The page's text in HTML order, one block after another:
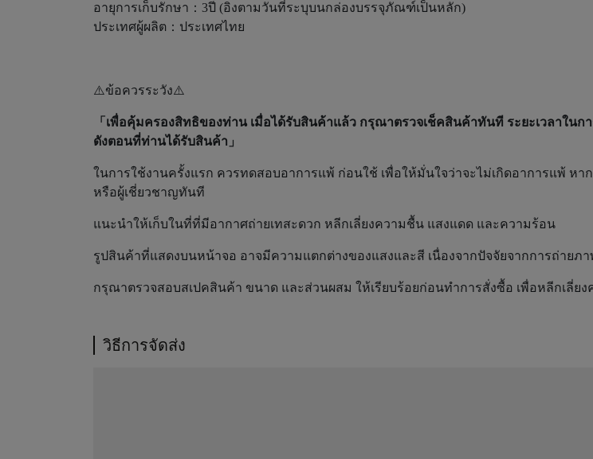
อายุการเก็บรักษา：3ปี (อิงตามวันที่ระบุบนกล่องบรรจุภัณฑ์เป็นหลัก)
ประเทศผู้ผลิต：ประเทศไทย
⚠️ข้อควรระวัง⚠️
「เพื่อคุ้มครองสิทธิของท่าน เมื่อได้รับสินค้าแล้ว กรุณาตรวจเช็คสินค้าทันที ระยะเวลาใ
ดังตอนที่ท่านได้รับสินค้า」
ในการใช้งานครั้งแรก ควรทดสอบอาการแพ้ ก่อนใช้ เพื่อให้มั่นใจว่าจะไม่เกิดอาการแพ้ ห
หรือผู้เชี่ยวชาญทันที
แนะนำให้เก็บในที่ที่มีอากาศถ่ายเทสะดวก หลีกเลี่ยงความชื้น แสงแดด และความร้อน
รูปสินค้าที่แสดงบนหน้าจอ อาจมีความแตกต่างของแสงและสี เนื่องจากปัจจัยจากการถ่าย
กรุณาตรวจสอบสเปคสินค้า ขนาด และส่วนผสม ให้เรียบร้อยก่อนทำการสั่งซื้อ เพื่อหลีกเลี่ยง
วิธีการจัดส่ง